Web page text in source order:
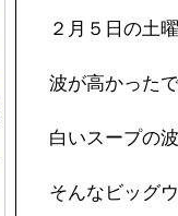
２月５日の土
波が高かった
白いスープの
そんなビッグ